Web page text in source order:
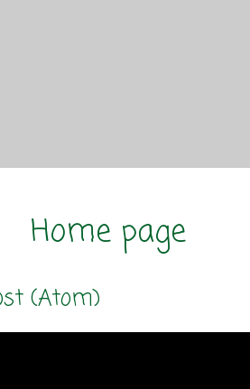
Home page
(Atom)